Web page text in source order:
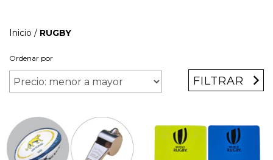
Inicio / RUGBY
Ordenar por
FILTRAR